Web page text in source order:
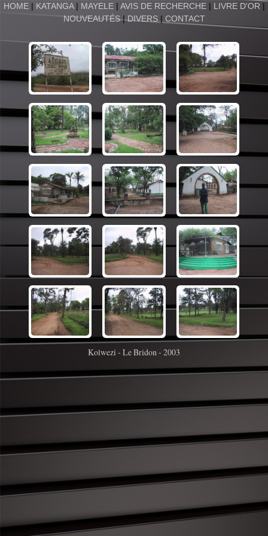
HOME | KATANGA| MAYELE| AVIS DE RECHERCHE| LIVRE D'OR |
NOUVEAUTÉS|DIVERS| CONTACT
Kolwezi - Le Bridon - 2003